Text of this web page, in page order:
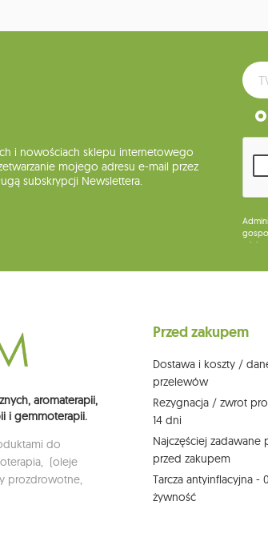
i nowościach sklepu internetowego
mojego adresu e-mail przez
subskrypcji Newslettera.
Dane
aromaterapii,
i gemmoterapii.
do
(oleje
prozdrowotne,
Przed zakupem
Dostawa i koszty /
przelewów
Rezygnacja / zwrot
14 dni
Najczęściej zadawane
przed zakupem
Tarcza antyinflacyjna -
żywność